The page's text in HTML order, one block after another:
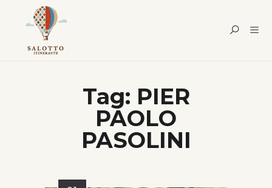
Tag: PIER
PAOLO
PASOLINI